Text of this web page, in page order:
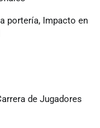
portería, Impacto en
de Jugadores